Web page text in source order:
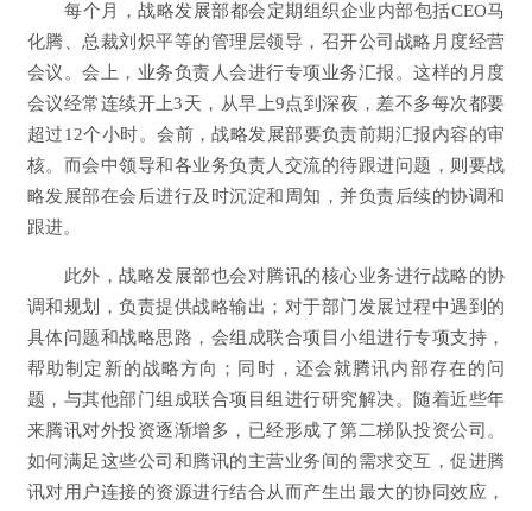
每个月，战略发展部都会定期组织企业内部包括CEO马
化腾、总裁刘炽平等的管理层领导，召开公司战略月度经营
会议。会上，业务负责人会进行专项业务汇报。这样的月度
会议经常连续开上3天，从早上9点到深夜，差不多每次都要
超过12个小时。会前，战略发展部要负责前期汇报内容的审
核。而会中领导和各业务负责人交流的待跟进问题，则要战
略发展部在会后进行及时沉淀和周知，并负责后续的协调和
跟进。
此外，战略发展部也会对腾讯的核心业务进行战略的协
调和规划，负责提供战略输出；对于部门发展过程中遇到的
具体问题和战略思路，会组成联合项目小组进行专项支持，
帮助制定新的战略方向；同时，还会就腾讯内部存在的问
题，与其他部门组成联合项目组进行研究解决。随着近些年
来腾讯对外投资逐渐增多，已经形成了第二梯队投资公司。
如何满足这些公司和腾讯的主营业务间的需求交互，促进腾
讯对用户连接的资源进行结合从而产生出最大的协同效应，